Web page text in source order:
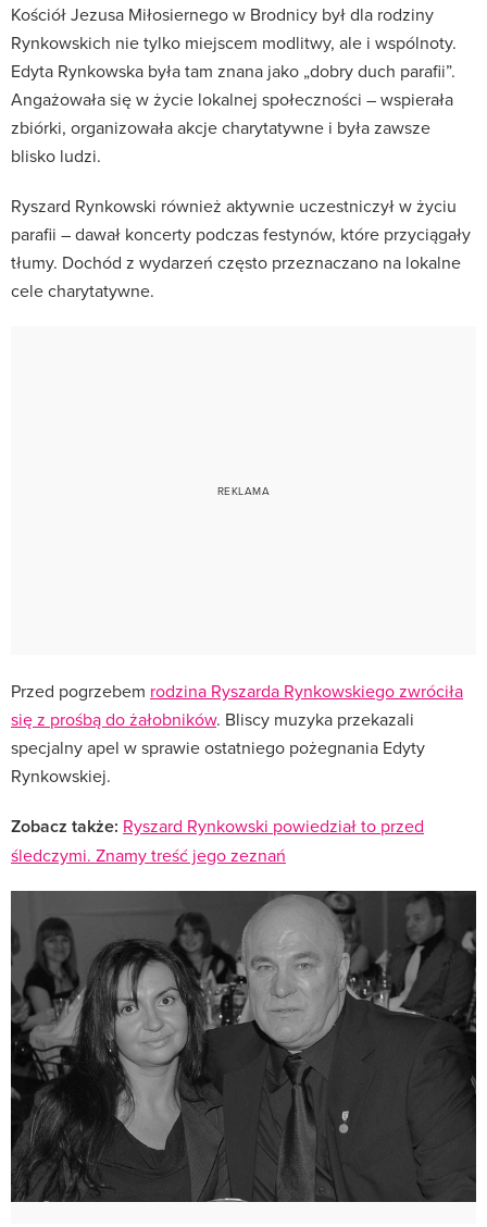
Kościół Jezusa Miłosiernego w Brodnicy był dla rodziny
Rynkowskich nie tylko miejscem modlitwy, ale i wspólnoty.
Edyta Rynkowska była tam znana jako „dobry duch parafii”.
Angażowała się w życie lokalnej społeczności – wspierała
zbiórki, organizowała akcje charytatywne i była zawsze
blisko ludzi.
Ryszard Rynkowski również aktywnie uczestniczył w życiu
parafii – dawał koncerty podczas festynów, które przyciągały
tłumy. Dochód z wydarzeń często przeznaczano na lokalne
cele charytatywne.
Przed pogrzebem rodzina Ryszarda Rynkowskiego zwróciła
się z prośbą do żałobników. Bliscy muzyka przekazali
specjalny apel w sprawie ostatniego pożegnania Edyty
Rynkowskiej.
Zobacz także: Ryszard Rynkowski powiedział to przed
śledczymi. Znamy treść jego zeznań